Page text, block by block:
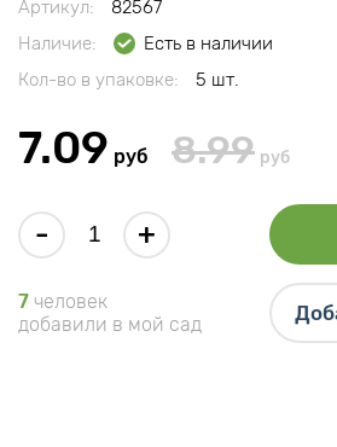
Артикул:
82567
Наличие:
Есть в наличии
Кол-во в упаковке:
5 шт.
7.09 руб 8.99 руб
- +
7 человек
добавили в мой сад